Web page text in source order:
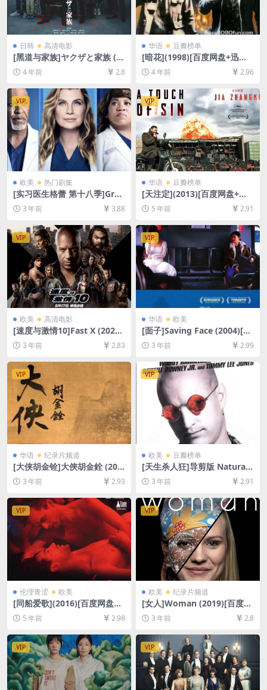
日韩 高清电影
[黑道与家族]ヤクザと家族 (2
020)[百度网盘+迅雷云盘资源
1080P超清未删减][MP4/7.9G
B][日语中字]
4 年前 2.8
华语 豆瓣榜单
[暗花](1998)[百度网盘+迅雷
云盘资源1080P超清未删减]
[MP4/5.5GB][粤语中字]
4 年前 2.96
VIP
欧美 热门剧集
[实习医生格蕾 第十八季]Gre
y’s Anatomy Season 18 (20
21)[百度网盘+夸克网盘1080P
超清未删减资源][网盘在线播
放/下载][MP4/55GB][奈飞官
方中字]
3 年前 3.88
VIP
华语 豆瓣榜单
[天注定](2013)[百度网盘+夸
克网盘+迅雷云盘资源1080P
超清未删减][MP4/8.3GB][原
声中字]
5 年前 2.91
VIP
欧美 高清电影
[速度与激情10]Fast X (2023)
[百度网盘+迅雷云盘资源1080
P超清未删减][MP4/8GB][中
3 年前 2.83
VIP
华语 欧美
[面子]Saving Face (2004)[百
度网盘+夸克网盘1080P超清
未删减资源][网盘在线播放/下
3 年前 2.99
VIP
华语 纪录片频道
[大侠胡金铨]大俠胡金銓 (202
2)[百度网盘+迅雷云盘资源10
80P超清未删减][MP4/8GB]
[中文字幕]
3 年前 2.93
VIP
欧美 豆瓣榜单
[天生杀人狂]导剪版 Natural
Born Killers (1994)[百度网盘
+迅雷云盘资源1080P超清未
删减][MP4/7GB][中英字幕]
3 年前 2.91
VIP
伦理青涩 欧美
[同船爱歌](2016)[百度网盘
+迅雷云盘资源1080P超清未
删减][MP4/6.1GB][原声双语
字幕]【手机无法在线播放，请
PC下载防和谐压缩包（含解压
密码）】
5 年前 2.98
VIP
欧美 纪录片频道
[女人]Woman (2019)[百度网
盘+夸克网盘1080P超清未删
减资源][网盘在线播放/下载]
[MP4/3.9GB][中文字幕]
3 年前 2.8
VIP VIP